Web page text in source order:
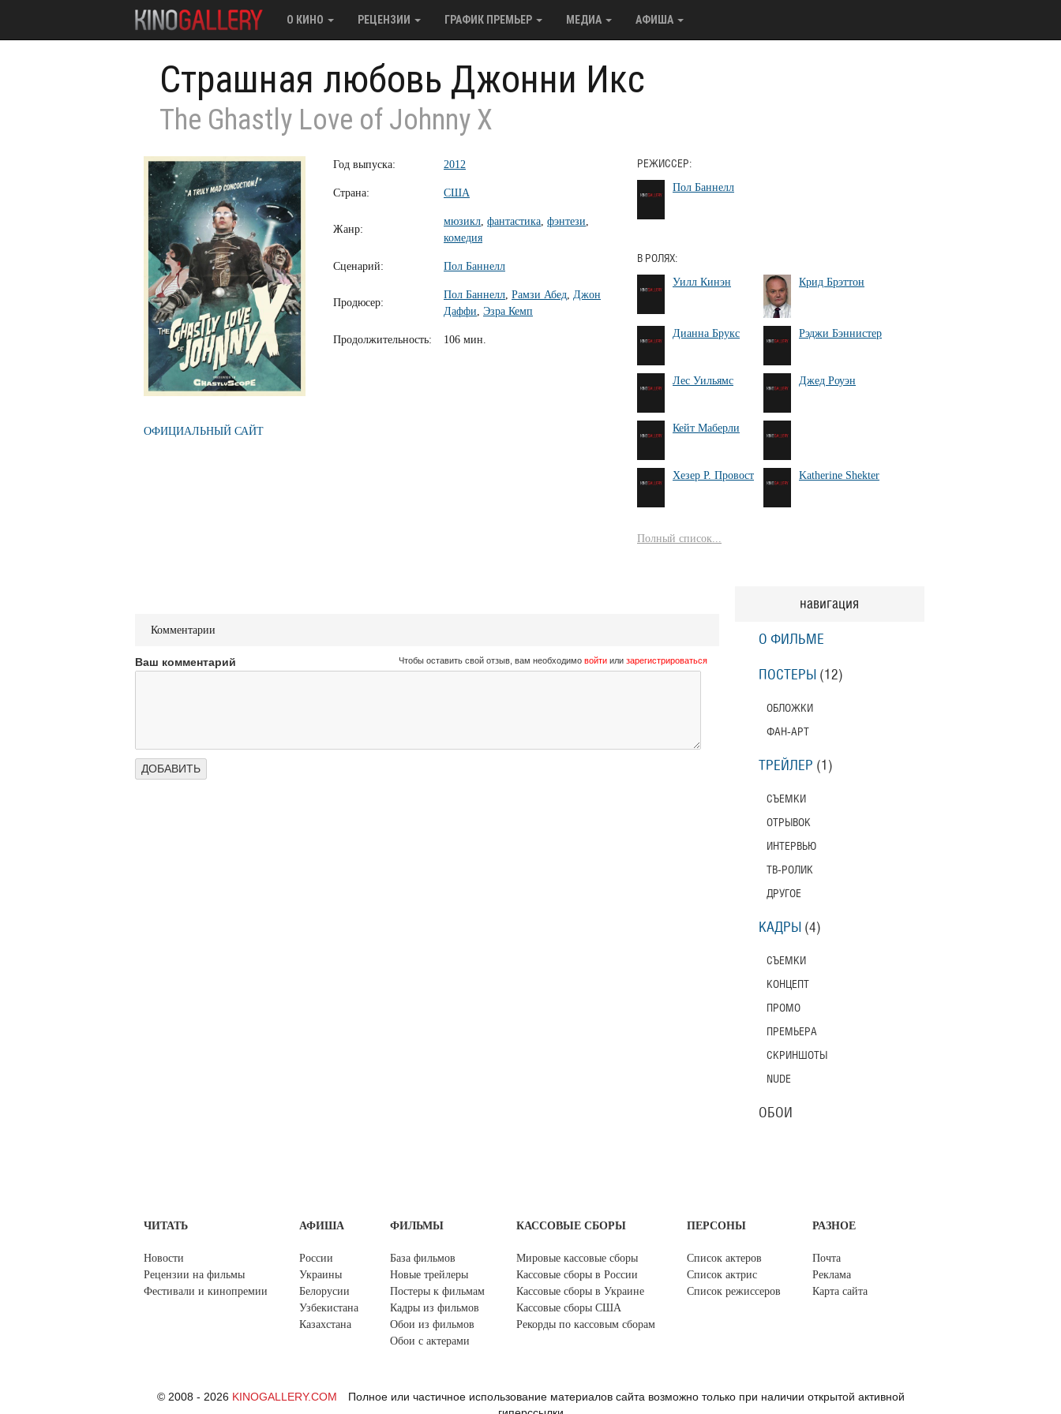
О КИНО РЕЦЕНЗИИ ГРАФИК ПРЕМЬЕР МЕДИА АФИША
Страшная любовь Джонни Икс
The Ghastly Love of Johnny X
ОФИЦИАЛЬНЫЙ САЙТ
Год выпуска: 2012
Страна: США
Жанр:
мюзикл, фантастика, фэнтези,
комедия
Сценарий: Пол Баннелл
Продюсер:
Пол Баннелл, Рамзи Абед, Джон
Даффи, Эзра Кемп
Продолжительность: 106 мин.
РЕЖИССЕР:
Пол Баннелл
В РОЛЯХ:
Уилл Кинэн Крид Брэттон
Дианна Брукс Рэджи Бэннистер
Лес Уильямс Джед Роуэн
Кейт Маберли
Хезер Р. Провост Katherine Shekter
Полный список...
Комментарии
Ваш комментарий Чтобы оставить свой отзыв, вам необходимо войтиили зарегистрироваться
навигация
О ФИЛЬМЕ
ПОСТЕРЫ (12)
ОБЛОЖКИ
ФАН-АРТ
ТРЕЙЛЕР (1)
СЪЕМКИ
ОТРЫВОК
ИНТЕРВЬЮ
ТВ-РОЛИК
ДРУГОЕ
КАДРЫ (4)
СЪЕМКИ
КОНЦЕПТ
ПРОМО
ПРЕМЬЕРА
СКРИНШОТЫ
NUDE
ОБОИ
ЧИТАТЬ
Новости
Рецензии на фильмы
Фестивали и кинопремии
АФИША
России
Украины
Белорусии
Узбекистана
Казахстана
ФИЛЬМЫ
База фильмов
Новые трейлеры
Постеры к фильмам
Кадры из фильмов
Обои из фильмов
Обои с актерами
КАССОВЫЕ СБОРЫ
Мировые кассовые сборы
Кассовые сборы в России
Кассовые сборы в Украине
Кассовые сборы США
Рекорды по кассовым сборам
ПЕРСОНЫ
Список актеров
Список актрис
Список режиссеров
РАЗНОЕ
Почта
Реклама
Карта сайта
© 2008 - 2026 KINOGALLERY.COM
Полное или частичное использование материалов сайта возможно только при наличии открытой активной